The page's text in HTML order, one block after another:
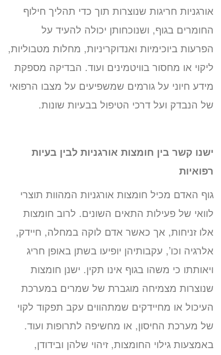
אורגניות חריגות שנוצרות תוך כדי תהליך חילוף
החומרים בגוף, ושנוכחותן יכולה להעיד על
הפרעות ביוכימיות ואנדוקריניות, מחלות מטבוליות,
ליקוי או מחסור בוויטמינים ועוד. הבדיקה מספקת
מידע חיוני על גורמים שמשפיעים על מצבו הרפואי
של הנבדק ועל דרכי הטיפול בבעיות שונות.
ישנו קשר בין חומצות אורגניות לבין בעיות
רפואיות
גוף האדם מכיל חומצות אורגניות המהוות תוצרי
לוואי של פעילות התאים השונים. לרוב חומצות
אלו זניחות, אך כאשר אדם לוקה במחלה, חיידק,
אלרגיה וכו’, עקבותיהן יופיעו בשתן באופן חריג
ויאותתו כי משהו בגוף אינו תקין. ישנן חומצות
שנוצרות מצמיחה מוגברת של שמרים במערכת
העיכול או מחיידקים שמתהווים עקב תפקוד לקוי
של מערכת החיסון, או מחשיפה לתרופות ועוד.
באמצעות גילוי החומצות, זיהוי שלהן ובידודן,